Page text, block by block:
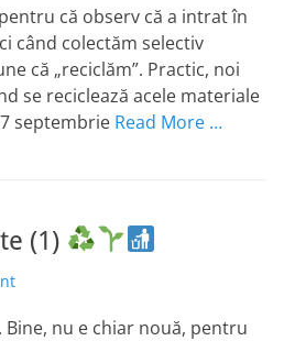
că observ că a intrat în
când colectăm selectiv
că „reciclăm”. Practic, noi
se reciclează acele materiale
septembrie Read More …
(1)
nu e chiar nouă, pentru